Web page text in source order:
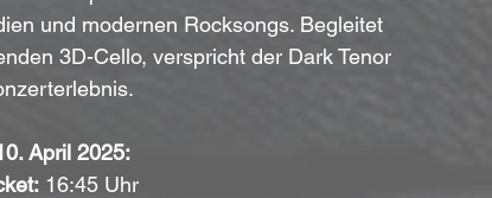
und modernen Rocksongs. Begleitet
3D-Cello, verspricht der Dark Tenor
April 2025:
16:45 Uhr